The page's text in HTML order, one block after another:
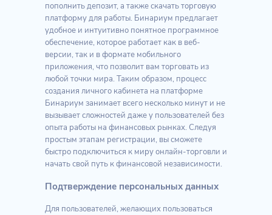
пополнить депозит, а также скачать торговую
платформу для работы. Бинариум предлагает
удобное и интуитивно понятное программное
обеспечение, которое работает как в веб-
версии, так и в формате мобильного
приложения, что позволит вам торговать из
любой точки мира. Таким образом, процесс
создания личного кабинета на платформе
Бинариум занимает всего несколько минут и не
вызывает сложностей даже у пользователей без
опыта работы на финансовых рынках. Следуя
простым этапам регистрации, вы сможете
быстро подключиться к миру онлайн-торговли и
начать свой путь к финансовой независимости.
Подтверждение персональных данных
Для пользователей, желающих пользоваться